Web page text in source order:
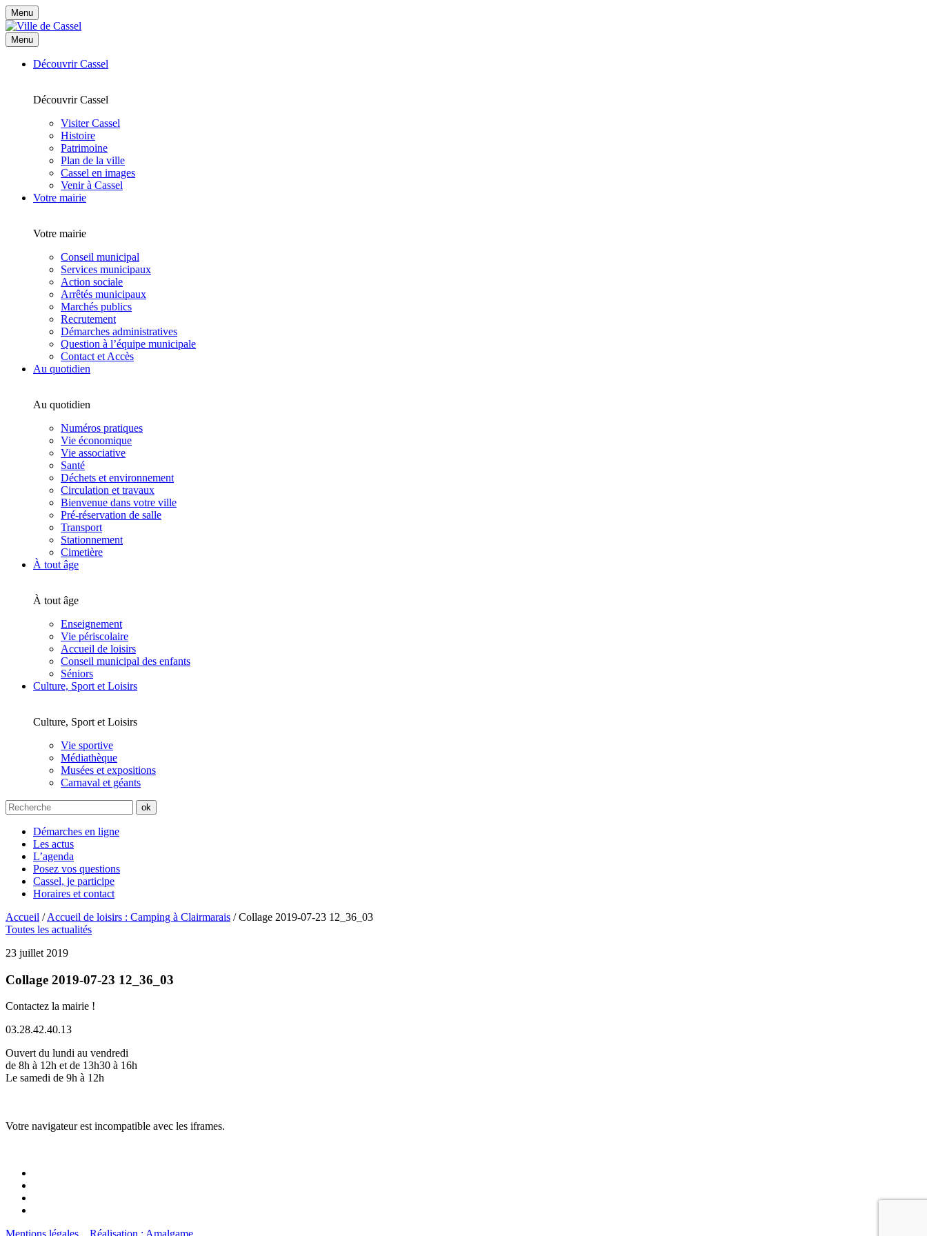
Menu
Menu
Découvrir Cassel
Découvrir Cassel
Visiter Cassel
Histoire
Patrimoine
Plan de la ville
Cassel en images
Venir à Cassel
Votre mairie
Votre mairie
Conseil municipal
Services municipaux
Action sociale
Arrêtés municipaux
Marchés publics
Recrutement
Démarches administratives
Question à l’équipe municipale
Contact et Accès
Au quotidien
Au quotidien
Numéros pratiques
Vie économique
Vie associative
Santé
Déchets et environnement
Circulation et travaux
Bienvenue dans votre ville
Pré-réservation de salle
Transport
Stationnement
Cimetière
À tout âge
À tout âge
Enseignement
Vie périscolaire
Accueil de loisirs
Conseil municipal des enfants
Séniors
Culture, Sport et Loisirs
Culture, Sport et Loisirs
Vie sportive
Médiathèque
Musées et expositions
Carnaval et géants
Démarches en ligne
Les actus
L’agenda
Posez vos questions
Cassel, je participe
Horaires et contact
Accueil /Accueil de loisirs : Camping à Clairmarais /Collage 2019-07-23 12_36_03
Toutes les actualités
23 juillet 2019
Collage 2019-07-23 12_36_03
Contactez la mairie !
03.28.42.40.13
Ouvert du lundi au vendredi
de 8h à 12h et de 13h30 à 16h
Le samedi de 9h à 12h
Votre navigateur est incompatible avec les iframes.